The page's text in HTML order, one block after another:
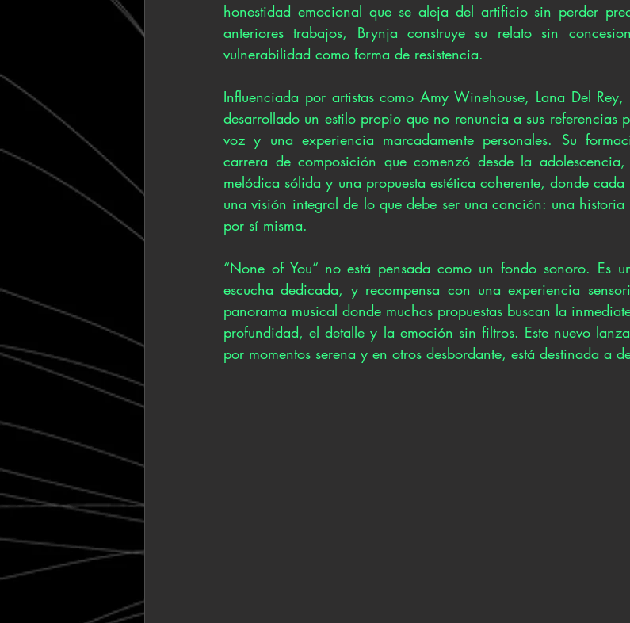
honestidad emocional que se aleja del artificio sin perder
anteriores trabajos, Brynja construye su relato sin
vulnerabilidad como forma de resistencia.
Influenciada por artistas como Amy Winehouse, Lana Del
desarrollado un estilo propio que no renuncia a sus referencias
voz y una experiencia marcadamente personales. Su
carrera de composición que comenzó desde la
melódica sólida y una propuesta estética coherente, donde
una visión integral de lo que debe ser una canción: una historia
por sí misma.
“None of You” no está pensada como un fondo sonoro. Es
escucha dedicada, y recompensa con una experiencia
panorama musical donde muchas propuestas buscan la
profundidad, el detalle y la emoción sin filtros. Este nuevo
por momentos serena y en otros desbordante, está destinada a